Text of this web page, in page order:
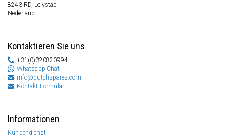
8243 RD, Lelystad
Nederland
Kontaktieren Sie uns
+31(0)320820994
Whatsapp Chat
info@dutchspares.com
Kontakt Formular
Informationen
Kundendienst